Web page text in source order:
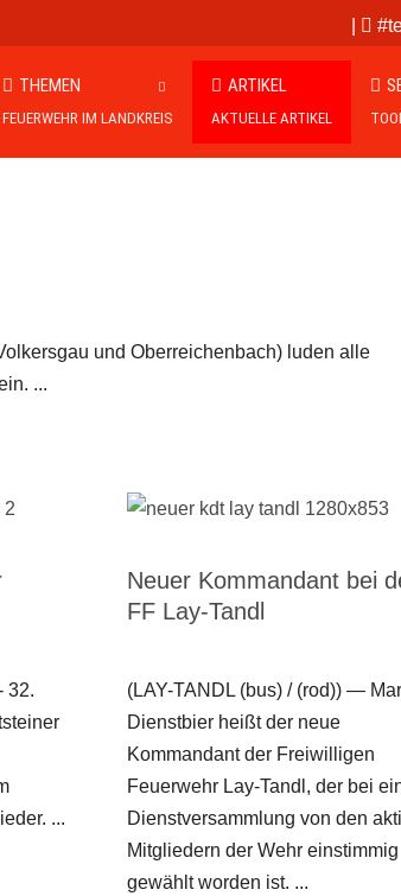
THEMEN
FEUERWEHR IM LANDKREIS
ARTIKEL
AKTUELLE ARTIKEL
und Oberreichenbach) luden alle
...
32.
...
Neuer Kommandant bei
FF Lay-Tandl
(LAY-TANDL (bus) / (rod)) —
Dienstbier heißt der neue
Kommandant der Freiwilligen
Feuerwehr Lay-Tandl, der bei
Dienstversammlung von den
Mitgliedern der Wehr einstimmig
gewählt worden ist. ...